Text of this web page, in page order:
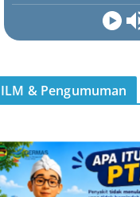
ILM & Pengumuman